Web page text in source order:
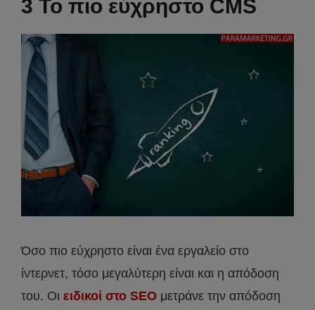
3 Το πιο εύχρηστο CMS
Όσο πιο εύχρηστο είναι ένα εργαλείο στο
ίντερνετ, τόσο μεγαλύτερη είναι και η απόδοση
του. Οι ειδικοί στο SEO μετράνε την απόδοση